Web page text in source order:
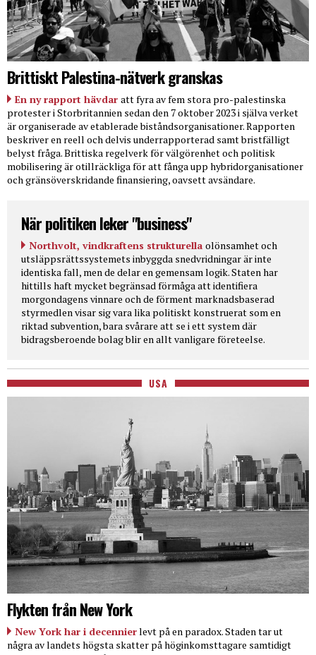
Brittiskt Palestina-nätverk granskas
En ny rapport hävdar att fyra av fem stora pro-palestinska
protester i Storbritannien sedan den 7 oktober 2023 i själva verket
är organiserade av etablerade biståndsorganisationer. Rapporten
beskriver en reell och delvis underrapporterad samt bristfälligt
belyst fråga. Brittiska regelverk för välgörenhet och politisk
mobilisering är otillräckliga för att fånga upp hybridorganisationer
och gränsöverskridande finansiering, oavsett avsändare.
När politiken leker "business"
Northvolt, vindkraftens strukturella olönsamhet och
utsläppsrättssystemets inbyggda snedvridningar är inte
identiska fall, men de delar en gemensam logik. Staten har
hittills haft mycket begränsad förmåga att identifiera
morgondagens vinnare och de förment marknadsbaserad
styrmedlen visar sig vara lika politiskt konstruerat som en
riktad subvention, bara svårare att se i ett system där
bidragsberoende bolag blir en allt vanligare företeelse.
USA
Flykten från New York
New York har i decennierlevt på en paradox. Staden tar ut
några av landets högsta skatter på höginkomsttagare samtidigt